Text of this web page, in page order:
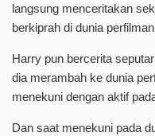
langsung menceritakan
berkiprah di dunia
Harry pun bercerita
dia merambah ke dunia
menekuni dengan aktif
Dan saat menekuni pada